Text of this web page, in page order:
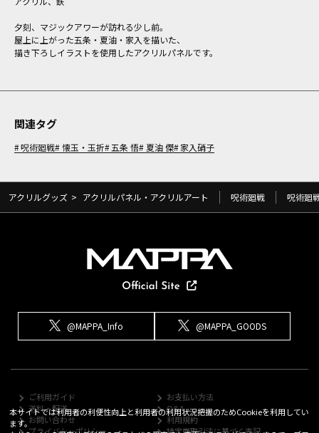
夕刻、マジックアワーが訪れる少し前。
屋上に上がった五条・夏油・家入を描いた、
描き下ろしイラストを使用したアクリルパネルです。
関連タグ
呪術廻戦 懐玉・玉折 五条 悟 夏油 傑 家入硝子
アクリルグッズ > アクリルパネル・アクリルアート 呪術廻戦 呪術廻
@MAPPA_Info @MAPPA_GOODS
ご利用ガイド
お支払い方法
送料・配送
Q&A
お問い合わせ
利用規約
プライバシーポリシー
特定商取引法に基づく表記
本サイトでは利用者の利便性向上と利用者の利用状況把握のためCookieを利用してい
ます。